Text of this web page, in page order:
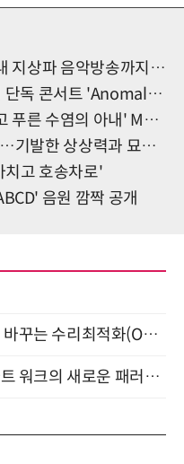
방송까지 섭렵…"놀라고 감사"
in the oddity space' 개최
염의 아내' MV 1억뷰 돌파
한 상상력과 묘한 여운
치고 호송차로'
음원 깜짝 공개
[올쇼TV] AI 시대의 의사결정을 바꾸는 수리최적화(Optimization) 소개 (8/20 생방송)
“AI와 함께 일하는 시대 ” - 스마트 워크의 새로운 패러다임 (9/11)